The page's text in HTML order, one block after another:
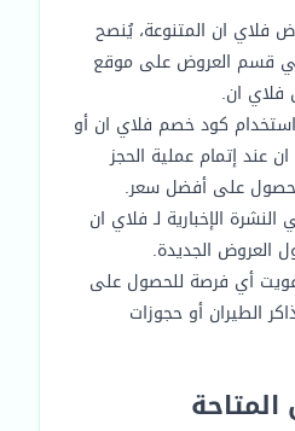
فلاي ان المتنوعة، يُنصح
قسم العروض على موقع
فلاي ان.
كود خصم فلاي ان أو
عند إتمام عملية الحجز
على أفضل سعر.
الإخبارية لـ فلاي ان
العروض الجديدة.
أي فرصة للحصول على
الطيران أو حجوزات